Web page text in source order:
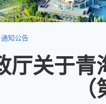
通知公告
厅关于青